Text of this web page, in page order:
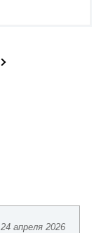
24 апреля 2026